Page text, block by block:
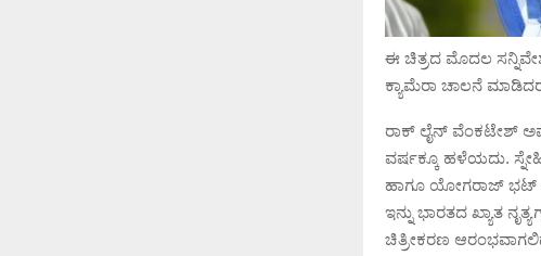
ಈ ಚಿತ್ರದ ಮೊದಲ
ಕ್ಯಾಮೆರಾ ಚಾಲನೆ
ರಾಕ್ ಲೈನ್ ವೆಂಕಟೇಶ್
ವರ್ಷಕ್ಕೂ ಹಳೆಯದು.
ಹಾಗೂ ಯೋಗರಾಜ್ ಭಟ್
ಇನ್ನು ಭಾರತದ ಖ್ಯಾತ
ಚಿತ್ರೀಕರಣ